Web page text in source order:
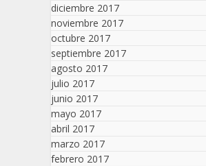
diciembre 2017
noviembre 2017
octubre 2017
septiembre 2017
agosto 2017
julio 2017
junio 2017
mayo 2017
abril 2017
marzo 2017
febrero 2017